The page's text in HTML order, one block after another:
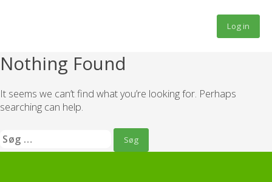
Log in
Nothing Found
It seems we can’t find what you’re looking for. Perhaps
searching can help.
Søg
efter: